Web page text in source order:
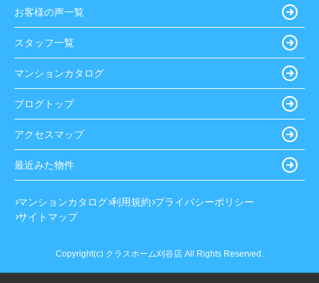
お客様の声一覧
スタッフ一覧
マンションカタログ
ブログトップ
アクセスマップ
最近みた物件
マンションカタログ 利用規約 プライバシーポリシー
サイトマップ
Copyright(c) クラスホーム刈谷店 All Rights Reserved.